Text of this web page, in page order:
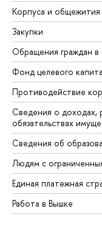
Корпуса и общежития
Закупки
Обращения граждан
Фонд целевого
Противодействие
Сведения о доходах,
обязательствах
Сведения об
Людям с
Единая платежная
Работа в Вышке